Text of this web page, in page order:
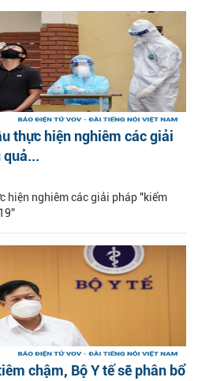
thực hiện nghiêm các giải
quả...
hiện nghiêm các giải pháp "kiểm
chậm, Bộ Y tế sẽ phân bổ